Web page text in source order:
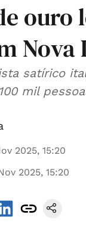
ouro
Nova
satírico
mil
2025, 15:20
2025, 15:20